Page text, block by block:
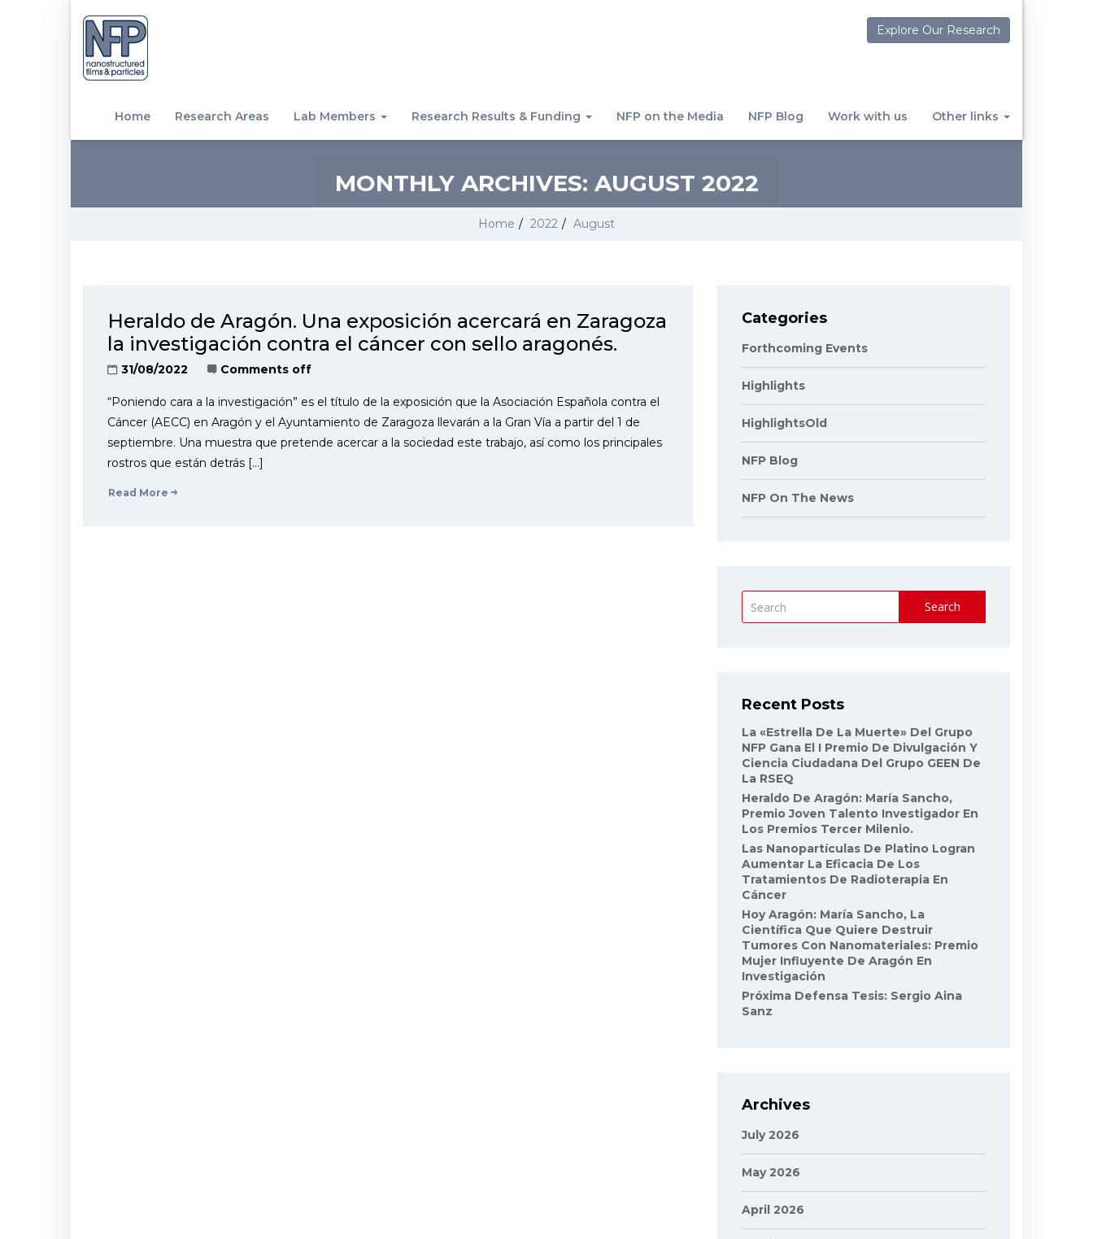
Explore Our Research
Home Research Areas Lab Members Research Results & Funding NFP on the Media NFP Blog Work with us Other links
MONTHLY ARCHIVES: AUGUST 2022
Home / 2022 / August
Heraldo de Aragón. Una exposición acercará en Zaragoza
la investigación contra el cáncer con sello aragonés.
31/08/2022 Comments off
“Poniendo cara a la investigación” es el título de la exposición que la Asociación Española contra el
Cáncer (AECC) en Aragón y el Ayuntamiento de Zaragoza llevarán a la Gran Vía a partir del 1 de
septiembre. Una muestra que pretende acercar a la sociedad este trabajo, así como los principales
rostros que están detrás […]
Read More
Categories
Forthcoming Events
Highlights
HighlightsOld
NFP Blog
NFP On The News
Search
Recent Posts
La «Estrella De La Muerte» Del Grupo
NFP Gana El I Premio De Divulgación Y
Ciencia Ciudadana Del Grupo GEEN De
La RSEQ
Heraldo De Aragón: María Sancho,
Premio Joven Talento Investigador En
Los Premios Tercer Milenio.
Las Nanopartículas De Platino Logran
Aumentar La Eficacia De Los
Tratamientos De Radioterapia En
Cáncer
Hoy Aragón: María Sancho, La
Científica Que Quiere Destruir
Tumores Con Nanomateriales: Premio
Mujer Influyente De Aragón En
Investigación
Próxima Defensa Tesis: Sergio Aina
Sanz
Archives
July 2026
May 2026
April 2026